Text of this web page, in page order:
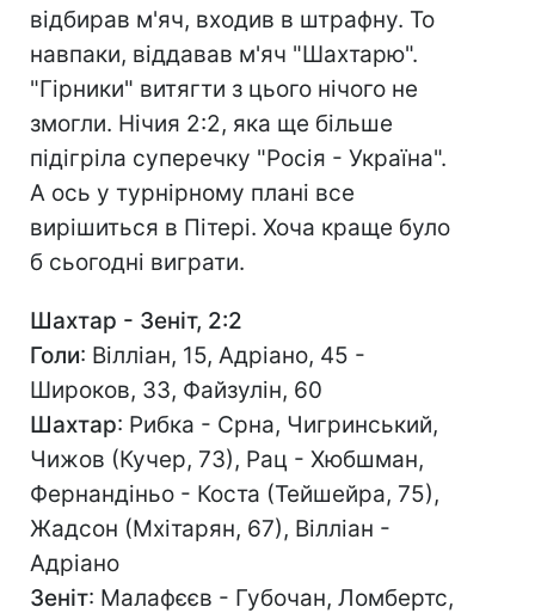
відбирав м'яч, входив в штрафну. То
навпаки, віддавав м'яч "Шахтарю".
"Гірники" витягти з цього нічого не
змогли. Нічия 2:2, яка ще більше
підігріла суперечку "Росія - Україна".
А ось у турнірному плані все
вирішиться в Пітері. Хоча краще було
б сьогодні виграти.
Шахтар - Зеніт, 2:2
Голи: Вілліан, 15, Адріано, 45 -
Широков, 33, Файзулін, 60
Шахтар: Рибка - Срна, Чигринський,
Чижов (Кучер, 73), Рац - Хюбшман,
Фернандіньо - Коста (Тейшейра, 75),
Жадсон (Мхітарян, 67), Вілліан -
Адріано
Зеніт: Малафєєв - Губочан, Ломбертс,